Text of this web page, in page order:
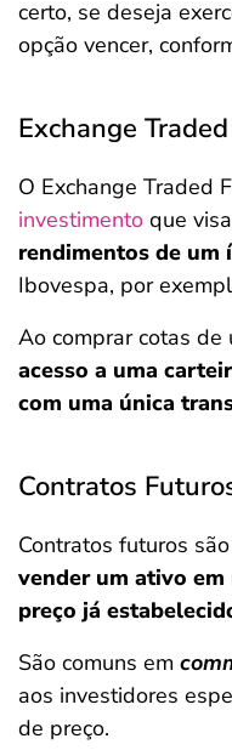
certo, se deseja
opção vencer,
Exchange
O Exchange Traded
investimento que visa
rendimentos de um
Ibovespa, por
Ao comprar cotas de
acesso a uma
com uma única
Contratos
Contratos futuros são
vender um ativo
preço já
São comuns em
aos investidores
de preço.